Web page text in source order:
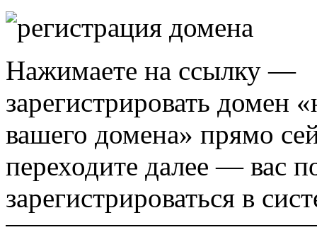
Нажимаете на ссылку —
зарегистрировать домен
вашего домена» прямо
переходите далее — вас
зарегистрироваться в